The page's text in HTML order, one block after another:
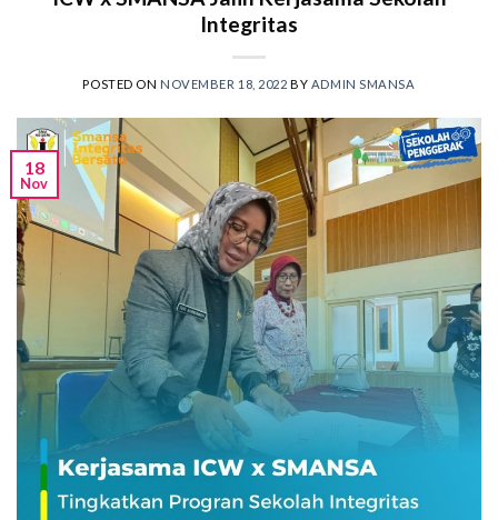
Integritas
POSTED ON NOVEMBER 18, 2022 BY ADMIN SMANSA
18
Nov